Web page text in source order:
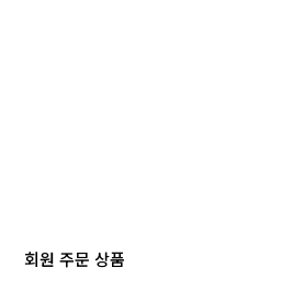
회원 주문 상품